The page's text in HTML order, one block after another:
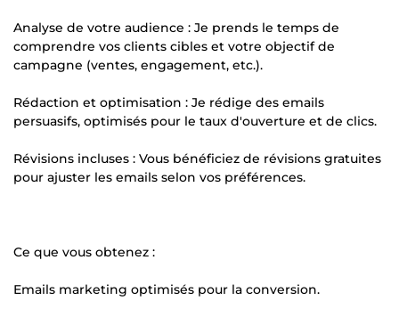
Analyse de votre audience : Je prends le temps de
comprendre vos clients cibles et votre objectif de
campagne (ventes, engagement, etc.).
Rédaction et optimisation : Je rédige des emails
persuasifs, optimisés pour le taux d'ouverture et de clics.
Révisions incluses : Vous bénéficiez de révisions gratuites
pour ajuster les emails selon vos préférences.
Ce que vous obtenez :
Emails marketing optimisés pour la conversion.